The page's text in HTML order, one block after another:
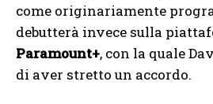
come originariamente
debutterà invece sulla
Paramount+, con la quale
di aver stretto un accordo.